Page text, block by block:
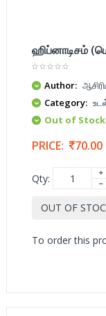
ஹிப்னாடிசம்
Author:
Category:
Out of Stock
PRICE: 70.00
Qty:
OUT OF
To order this